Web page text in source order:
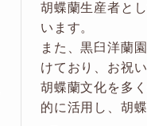
胡蝶蘭生産者と
います。
また、黒臼洋蘭
けており、お祝
胡蝶蘭文化を多
的に活用し、胡